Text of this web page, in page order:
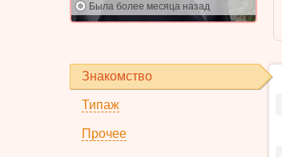
Была более месяца назад
Знакомство
Типаж
Прочее